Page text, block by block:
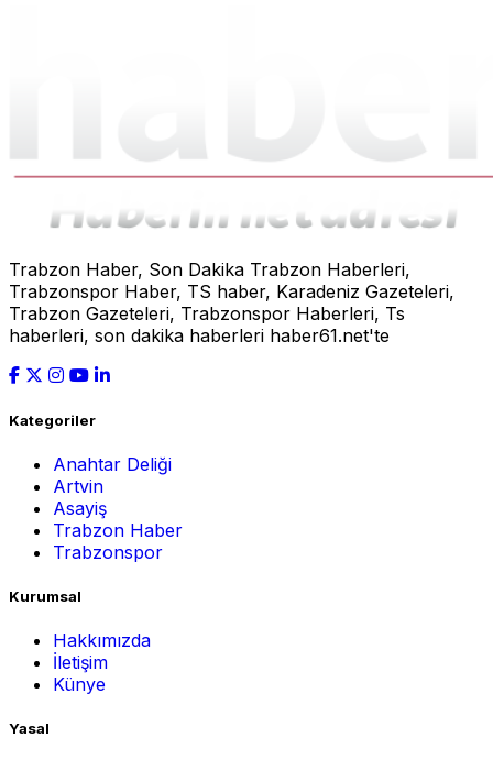
Trabzon Haber, Son Dakika Trabzon Haberleri,
Trabzonspor Haber, TS haber, Karadeniz Gazeteleri,
Trabzon Gazeteleri, Trabzonspor Haberleri, Ts
haberleri, son dakika haberleri haber61.net'te
Kategoriler
Anahtar Deliği
Artvin
Asayiş
Trabzon Haber
Trabzonspor
Kurumsal
Hakkımızda
İletişim
Künye
Yasal